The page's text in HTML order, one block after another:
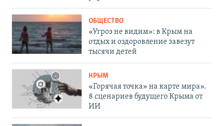
ОБЩЕСТВО
«Угроз не видим»: в Крым на
отдых и оздоровление завезут
тысячи детей
КРЫМ
«Горячая точка» на карте мира».
8 сценариев будущего Крыма от
ИИ